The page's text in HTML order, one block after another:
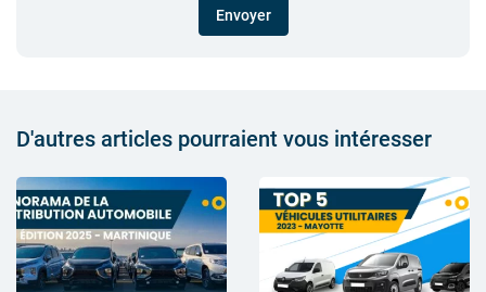
Envoyer
D'autres articles pourraient vous intéresser